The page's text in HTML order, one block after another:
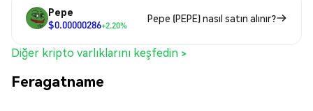
Pepe
$0.00000286+2.20%
Pepe (PEPE) nasıl satın alınır?
Diğer kripto varlıklarını keşfedin >
Feragatname